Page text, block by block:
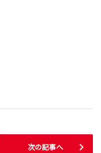
次の記事へ